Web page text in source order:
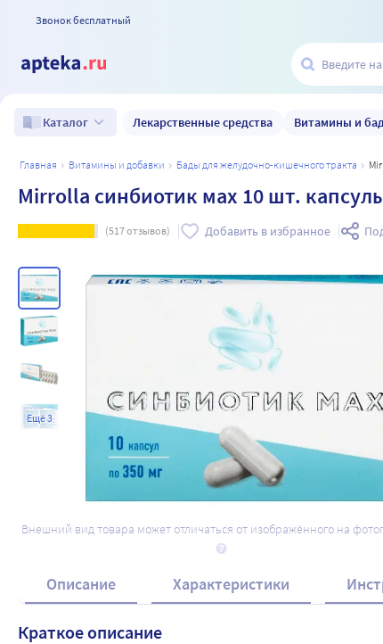
Звонок бесплатный
Каталог Лекарственные средства Витамины и бад
главная витамины и добавки бады для желудочно-кишечного тракта
Mirrolla синбиотик мах 10 шт.
(517отзывов) Добавить в избранное
Ещё 3
Внешний вид товара может отличаться от изображённого на
Описание Характеристики
Краткое описание